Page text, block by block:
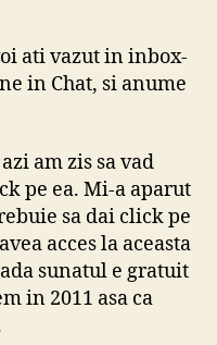
ati vazut in inbox-
in Chat, si anume
am zis sa vad
pe ea. Mi-a aparut
sa dai click pe
acces la aceasta
sunatul e gratuit
in 2011 asa ca